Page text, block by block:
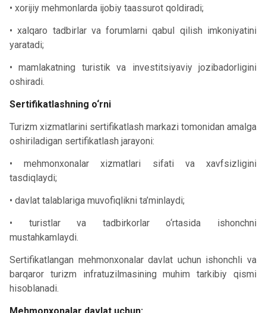
• xorijiy mehmonlarda ijobiy taassurot qoldiradi;
• xalqaro tadbirlar va forumlarni qabul qilish imkoniyatini
yaratadi;
• mamlakatning turistik va investitsiyaviy jozibadorligini
oshiradi.
Sertifikatlashning o‘rni
Turizm xizmatlarini sertifikatlash markazi tomonidan amalga
oshiriladigan sertifikatlash jarayoni:
• mehmonxonalar xizmatlari sifati va xavfsizligini
tasdiqlaydi;
• davlat talablariga muvofiqlikni ta’minlaydi;
• turistlar va tadbirkorlar o‘rtasida ishonchni
mustahkamlaydi.
Sertifikatlangan mehmonxonalar davlat uchun ishonchli va
barqaror turizm infratuzilmasining muhim tarkibiy qismi
hisoblanadi.